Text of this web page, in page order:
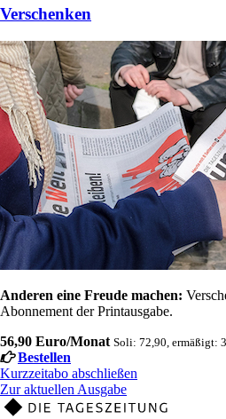
Verschenken
Anderen eine Freude machen:
Abonnement der Printausgabe.
56,90 Euro/Monat Soli: 72,90, ermäßigt:
Bestellen
Kurzzeitabo abschließen
Zur aktuellen Ausgabe